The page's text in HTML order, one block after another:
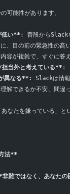
可能性があります。
低い**: 普段からSlackを
、目の前の緊急性の高い
容が複雑で、すぐに答え
当外と考えている**: 「
異なる**: Slackは情報共
解できるか不安、間違っ
なたを嫌っている」と
法**
難ではなく、あなたの